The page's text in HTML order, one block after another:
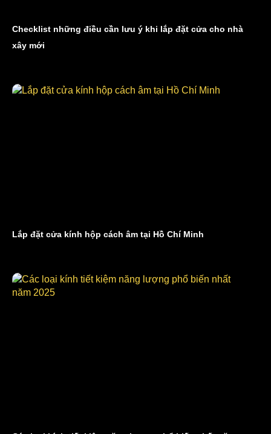
Checklist những điều cần lưu ý khi lắp đặt cửa cho nhà
xây mới
Lắp đặt cửa kính hộp cách âm tại Hồ Chí Minh